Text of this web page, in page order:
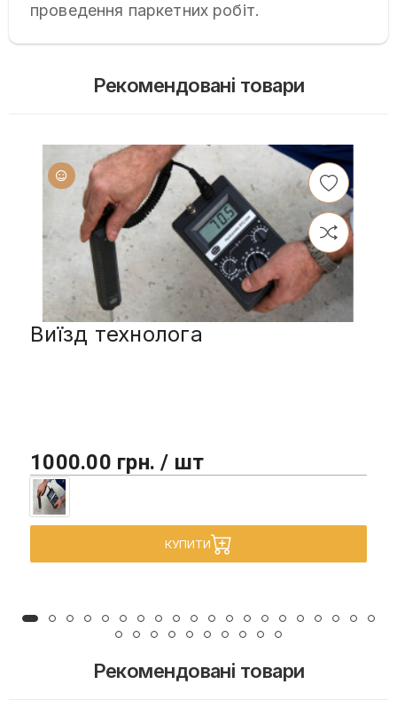
проведення паркетних робіт.
Рекомендовані товари
Виїзд технолога
1000.00 грн. / шт
КУПИТИ
Рекомендовані товари